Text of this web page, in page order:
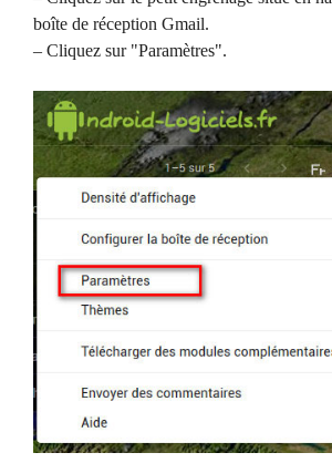
boîte de réception Gmail.
– Cliquez sur "Paramètres".